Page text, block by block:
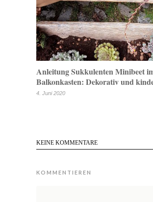
Anleitung Sukkulenten Minibeet
Balkonkasten: Dekorativ und
4. Juni 2020
KEINE KOMMENTARE
KOMMENTIEREN